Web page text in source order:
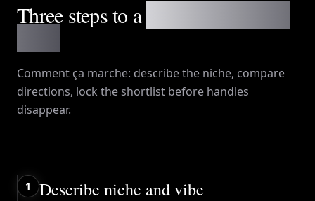
Three steps to a
Comment ça marche: describe the niche, compare
directions, lock the shortlist before handles
disappear.
1 Describe niche and vibe